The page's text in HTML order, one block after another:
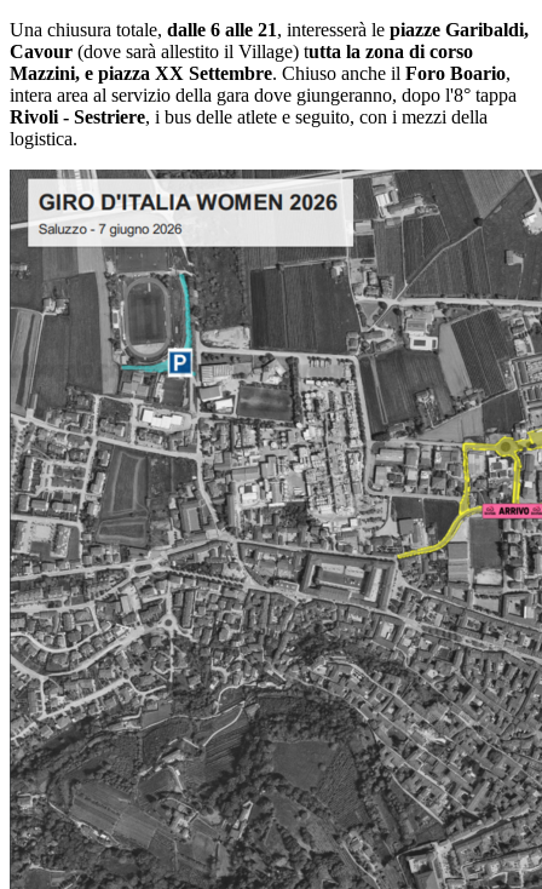
Una chiusura totale, dalle 6 alle 21, interesserà le piazze Garibaldi,
Cavour (dove sarà allestito il Village) tutta la zona di corso
Mazzini, e piazza XX Settembre. Chiuso anche il Foro Boario,
intera area al servizio della gara dove giungeranno, dopo l'8° tappa
Rivoli - Sestriere, i bus delle atlete e seguito, con i mezzi della
logistica.